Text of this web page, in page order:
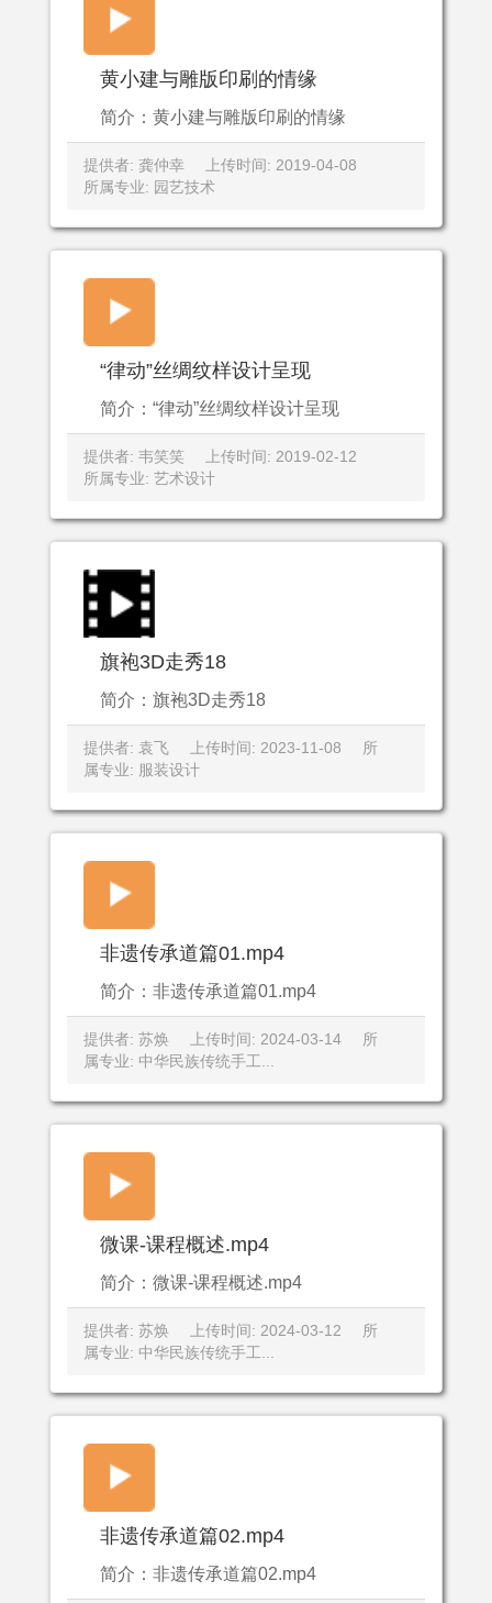
黄小建与雕版印刷的情缘
简介：黄小建与雕版印刷的情缘
提供者: 龚仲幸
上传时间: 2019-04-08
所属专业: 园艺技术
“律动”丝绸纹样设计呈现
简介：“律动”丝绸纹样设计呈现
提供者: 韦笑笑
上传时间: 2019-02-12
所属专业: 艺术设计
旗袍3D走秀18
简介：旗袍3D走秀18
提供者: 袁飞 上传时间: 2023-11-08
所
属专业: 服装设计
非遗传承道篇01.mp4
简介：非遗传承道篇01.mp4
提供者: 苏焕 上传时间: 2024-03-14
所
属专业: 中华民族传统手工...
微课-课程概述.mp4
简介：微课-课程概述.mp4
提供者: 苏焕 上传时间: 2024-03-12
所
属专业: 中华民族传统手工...
非遗传承道篇02.mp4
简介：非遗传承道篇02.mp4